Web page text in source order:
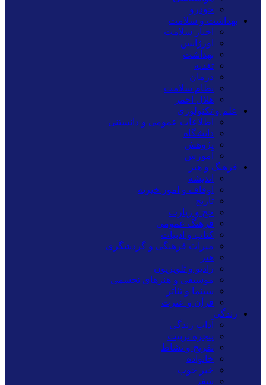
خودرو
بهداشت و سلامت
اخبار سلامت
اورژانس
بهداشت
تغدیه
درمان
نظام سلامت
هلال احمر
علم و تکنولوژی
اطلاعات عمومی و دانستنی
دانشگاه
پژوهش
آموزش
فرهنگ و هنر
اندیشه
اوقاف و امور خیریه
تاریخ
حج و زیارت
فرهنگ عمومی
کتاب و ادبیات
میراث فرهنگی و گردشگری
هنر
رادیو و تلویزیون
موسیقی و هنرهای تجسمی
سینما و تئاتر
قرآن و عترت
زندگی
آداب زندگی
پنجره تربیت
تفریح و نشاط
خانواده
خبر خوب
سفر